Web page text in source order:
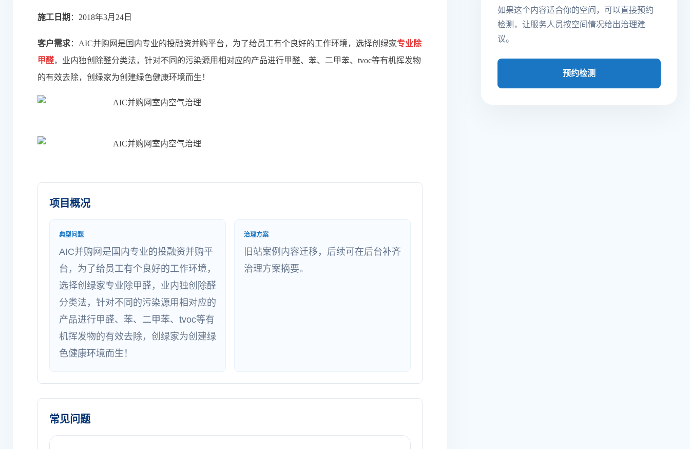
施工日期 ：2018年3月24日
客户需求： AIC并购网是国内专业的投融资并购平台，为了给员工有个良好的工作环境，选择创绿家专业除
甲醛，业内独创除醛分类法，针对不同的污染源用相对应的产品进行甲醛、苯、二甲苯、tvoc等有机挥发物
的有效去除，创绿家为创建绿色健康环境而生！
项目概况
典型问题
AIC并购网是国内专业的投融资并购平
台，为了给员工有个良好的工作环境，
选择创绿家专业除甲醛，业内独创除醛
分类法，针对不同的污染源用相对应的
产品进行甲醛、苯、二甲苯、tvoc等有
机挥发物的有效去除，创绿家为创建绿
色健康环境而生！
治理方案
旧站案例内容迁移，后续可在后台补齐
治理方案摘要。
常见问题
如果这个内容适合你的空间，可以直接预约
检测，让服务人员按空间情况给出治理建
议。
预约检测